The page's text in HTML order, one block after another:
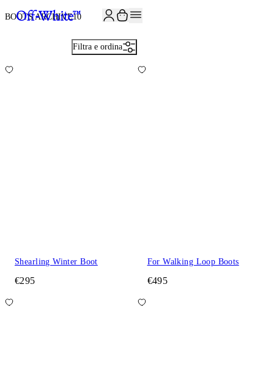
BOOTS ARCHIVE10
Filtra e ordina
Shearling Winter Boot
€295
For Walking Loop Boots
€495